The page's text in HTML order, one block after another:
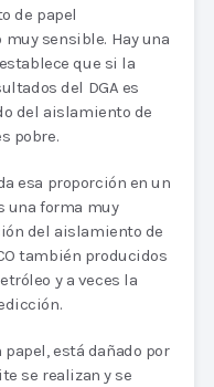
de papel
sensible. Hay una
que si la
del DGA es
del aislamiento de
pobre.
esa proporción en un
una forma muy
del aislamiento de
también producidos
y a veces la
está dañado por
se realizan y se